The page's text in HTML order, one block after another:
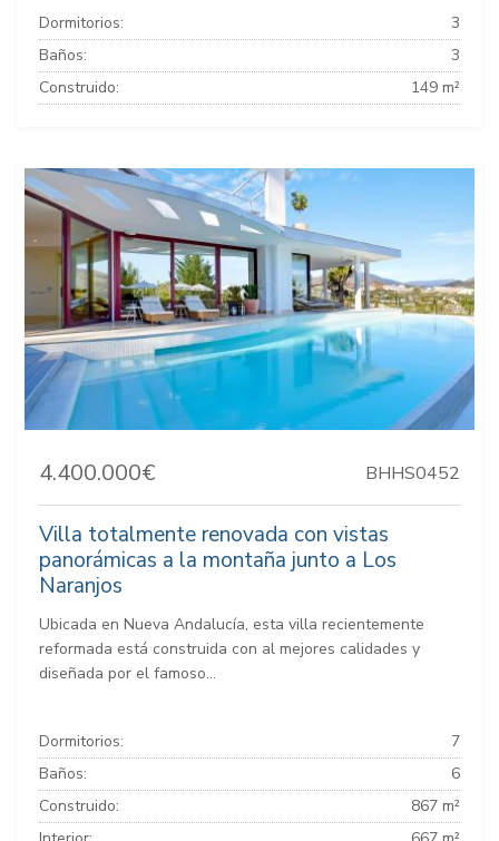
Dormitorios:
3
Baños:
3
Construido:
149 m²
4.400.000€ BHHS0452
Villa totalmente renovada con vistas
panorámicas a la montaña junto a Los
Naranjos
Ubicada en Nueva Andalucía, esta villa recientemente
reformada está construida con al mejores calidades y
diseñada por el famoso...
Dormitorios:
7
Baños:
6
Construido:
867 m²